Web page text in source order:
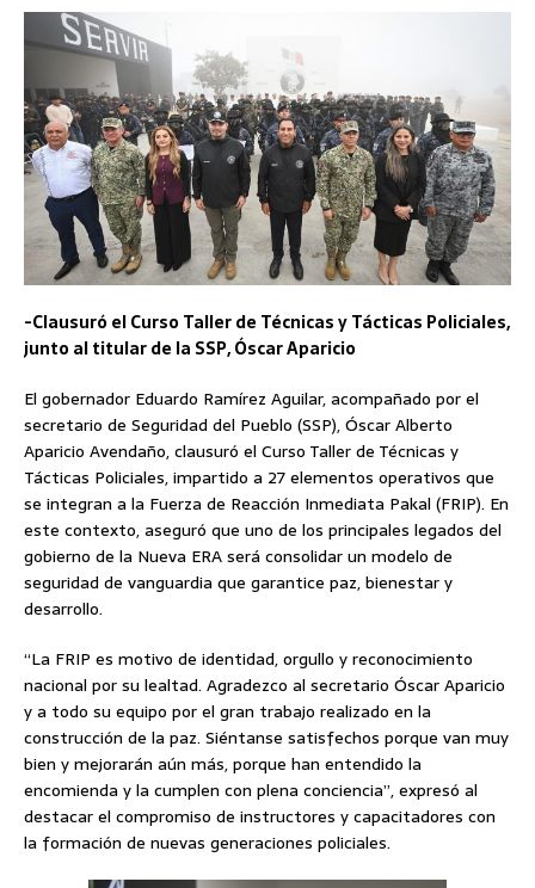
-Clausuró el Curso Taller de Técnicas y Tácticas Policiales,
junto al titular de la SSP, Óscar Aparicio
El gobernador Eduardo Ramírez Aguilar, acompañado por el
secretario de Seguridad del Pueblo (SSP), Óscar Alberto
Aparicio Avendaño, clausuró el Curso Taller de Técnicas y
Tácticas Policiales, impartido a 27 elementos operativos que
se integran a la Fuerza de Reacción Inmediata Pakal (FRIP). En
este contexto, aseguró que uno de los principales legados del
gobierno de la Nueva ERA será consolidar un modelo de
seguridad de vanguardia que garantice paz, bienestar y
desarrollo.
“La FRIP es motivo de identidad, orgullo y reconocimiento
nacional por su lealtad. Agradezco al secretario Óscar Aparicio
y a todo su equipo por el gran trabajo realizado en la
construcción de la paz. Siéntanse satisfechos porque van muy
bien y mejorarán aún más, porque han entendido la
encomienda y la cumplen con plena conciencia”, expresó al
destacar el compromiso de instructores y capacitadores con
la formación de nuevas generaciones policiales.